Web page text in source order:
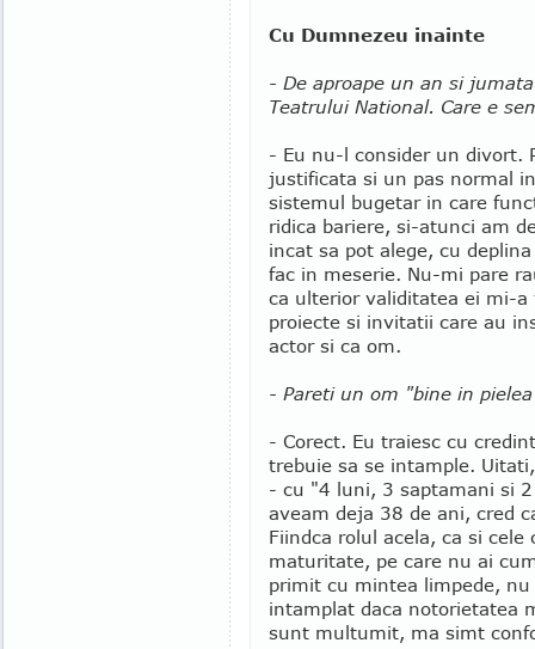
Cu Dumnezeu inainte
- De aproape un an si
Teatrului National. Care e
- Eu nu-l consider un divort.
justificata si un pas normal
sistemul bugetar in care
ridica bariere, si-atunci am
incat sa pot alege, cu
fac in meserie. Nu-mi pare
ca ulterior validitatea ei mi-
proiecte si invitatii care au
actor si ca om.
- Pareti un om "bine in
- Corect. Eu traiesc cu
trebuie sa se intample.
- cu "4 luni, 3 saptamani si
aveam deja 38 de ani, cred
Fiindca rolul acela, ca si
maturitate, pe care nu ai
primit cu mintea limpede,
intamplat daca notorietatea
sunt multumit, ma simt